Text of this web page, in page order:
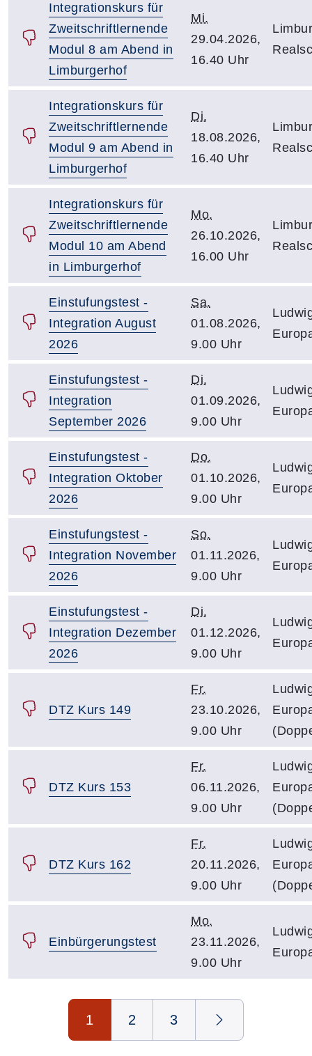
Integrationskurs für
Zweitschriftlernende
Modul 8 am Abend in
Limburgerhof
Mi.
29.04.2026,
16.40 Uhr
Integrationskurs für
Zweitschriftlernende
Modul 9 am Abend in
Limburgerhof
Di.
18.08.2026,
16.40 Uhr
Integrationskurs für
Zweitschriftlernende
Modul 10 am Abend
in Limburgerhof
Mo.
26.10.2026,
16.00 Uhr
Einstufungstest -
Integration August
2026
Sa.
01.08.2026,
9.00 Uhr
Einstufungstest -
Integration
September 2026
Di.
01.09.2026,
9.00 Uhr
Einstufungstest -
Integration Oktober
2026
Do.
01.10.2026,
9.00 Uhr
Einstufungstest -
Integration November
2026
So.
01.11.2026,
9.00 Uhr
Einstufungstest -
Integration Dezember
2026
Di.
01.12.2026,
9.00 Uhr
DTZ Kurs 149
Fr.
23.10.2026,
9.00 Uhr
DTZ Kurs 153
Fr.
06.11.2026,
9.00 Uhr
DTZ Kurs 162
Fr.
20.11.2026,
9.00 Uhr
Einbürgerungstest
Mo.
23.11.2026,
9.00 Uhr
1 2 3